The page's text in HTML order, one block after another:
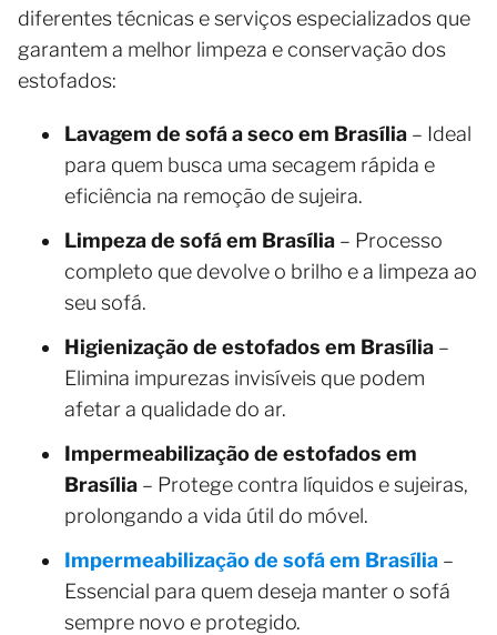
diferentes técnicas e serviços especializados que
garantem a melhor limpeza e conservação dos
estofados:
Lavagem de sofá a seco em Brasília – Ideal
para quem busca uma secagem rápida e
eficiência na remoção de sujeira.
Limpeza de sofá em Brasília – Processo
completo que devolve o brilho e a limpeza ao
seu sofá.
Higienização de estofados em Brasília –
Elimina impurezas invisíveis que podem
afetar a qualidade do ar.
Impermeabilização de estofados em
Brasília – Protege contra líquidos e sujeiras,
prolongando a vida útil do móvel.
Impermeabilização de sofá em Brasília –
Essencial para quem deseja manter o sofá
sempre novo e protegido.